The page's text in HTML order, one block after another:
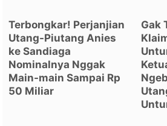
Terbongkar! Perjanjian
Utang-Piutang Anies
ke Sandiaga
Nominalnya Nggak
Main-main Sampai Rp
50 Miliar
Gak